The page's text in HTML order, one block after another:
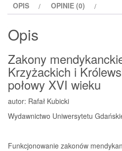
OPIS OPINIE (0)
Opis
Zakony
Krzyżackich i
połowy XVI wieku
autor: Rafał Kubicki
Wydawnictwo Uniwersytetu
Funkcjonowanie zakonów